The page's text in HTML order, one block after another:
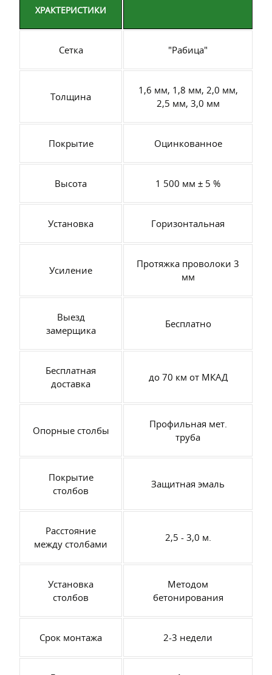
ХРАКТЕРИСТИКИ
Сетка "Рабица"
Толщина
1,6 мм, 1,8 мм, 2,0 мм,
2,5 мм, 3,0 мм
Покрытие Оцинкованное
Высота 1 500 мм ± 5 %
Установка Горизонтальная
Усиление
Протяжка проволоки 3
мм
Выезд
замерщика
Бесплатно
Бесплатная
доставка
до 70 км от МКАД
Опорные столбы
Профильная мет.
труба
Покрытие
столбов
Защитная эмаль
Расстояние
между столбами
2,5 - 3,0 м.
Установка
столбов
Методом
бетонирования
Срок монтажа 2-3 недели